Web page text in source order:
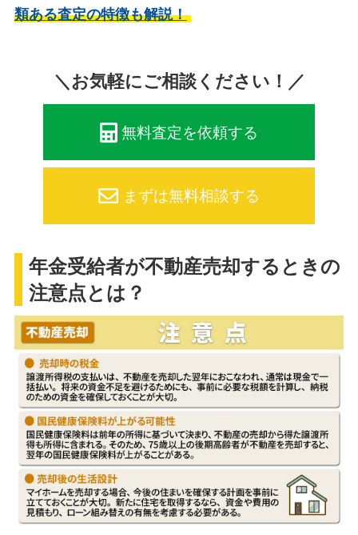
類ある査定の特徴も解説！
＼お気軽にご相談ください！／
無料査定を依頼する
まずは無料相談する
年金受給者が不動産売却するときの
注意点とは？